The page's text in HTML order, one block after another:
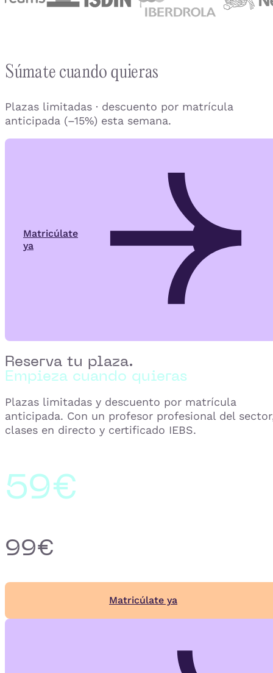
Súmate cuando quieras
Plazas limitadas · descuento por matrícula
anticipada (–15%) esta semana.
Matricúlate
ya
Reserva tu plaza.
Empieza cuando quieras
Plazas limitadas y descuento por matrícula
anticipada. Con un profesor profesional del
clases en directo y certificado IEBS.
59€
99€
Matricúlate ya